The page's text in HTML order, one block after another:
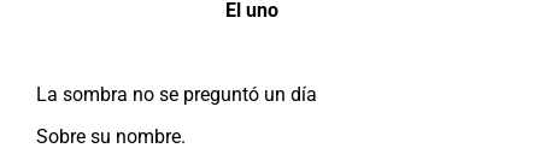
El uno
La sombra no se preguntó un día
Sobre su nombre.